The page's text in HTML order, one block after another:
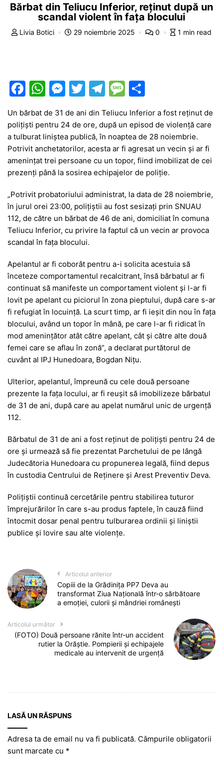
Bărbat din Teliucu Inferior, reținut după un
scandal violent în fața blocului
Livia Botici 29 noiembrie 2025 0 1 min read
F
c
e
b
o
o
k
W
at
s
A
p
M
s
s
e
n
er
T
w
itt
er
T
el
e
gr
a
m
M
s
s
a
g
ar
ta
je
a
z
Un bărbat de 31 de ani din Teliucu Inferior a fost reținut de
polițiști pentru 24 de ore, după un episod de violență care
a tulburat liniștea publică, în noaptea de 28 noiembrie.
Potrivit anchetatorilor, acesta ar fi agresat un vecin și ar fi
amenințat trei persoane cu un topor, fiind imobilizat de cei
prezenți până la sosirea echipajelor de poliție.
„Potrivit probatoriului administrat, la data de 28 noiembrie,
în jurul orei 23:00, polițiștii au fost sesizați prin SNUAU
112, de către un bărbat de 46 de ani, domiciliat în comuna
Teliucu Inferior, cu privire la faptul că un vecin ar provoca
scandal în fața blocului.
Apelantul ar fi coborât pentru a-i solicita acestuia să
înceteze comportamentul recalcitrant, însă bărbatul ar fi
continuat să manifeste un comportament violent și l-ar fi
lovit pe apelant cu piciorul în zona pieptului, după care s-ar
fi refugiat în locuință. La scurt timp, ar fi ieșit din nou în fața
blocului, având un topor în mână, pe care l-ar fi ridicat în
mod amenințător atât către apelant, cât și către alte două
femei care se aflau în zonă”, a declarat purtătorul de
cuvânt al IPJ Hunedoara, Bogdan Nițu.
Ulterior, apelantul, împreună cu cele două persoane
prezente la fața locului, ar fi reușit să imobilizeze bărbatul
de 31 de ani, după care au apelat numărul unic de urgență
112.
Bărbatul de 31 de ani a fost reținut de polițiști pentru 24 de
ore și urmează să fie prezentat Parchetului de pe lângă
Judecătoria Hunedoara cu propunerea legală, fiind depus
în custodia Centrului de Reținere și Arest Preventiv Deva.
Polițiștii continuă cercetările pentru stabilirea tuturor
împrejurărilor în care s-au produs faptele, în cauză fiind
întocmit dosar penal pentru tulburarea ordinii și liniștii
publice și lovire sau alte violențe.
Articolul anterior
Copiii de la Grădinița PP7 Deva au
transformat Ziua Națională într-o sărbătoare
a emoției, culorii și mândriei românești
Articolul următor
(FOTO) Două persoane rănite într-un accident
rutier la Orăștie. Pompierii și echipajele
medicale au intervenit de urgență
LASĂ UN RĂSPUNS
Adresa ta de email nu va fi publicată. Câmpurile obligatorii
sunt marcate cu *